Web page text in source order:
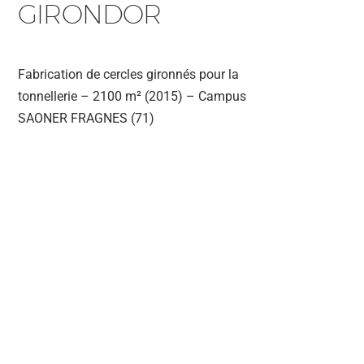
GIRONDOR
Fabrication de cercles gironnés pour la
tonnellerie – 2100 m² (2015) – Campus
SAONER FRAGNES (71)